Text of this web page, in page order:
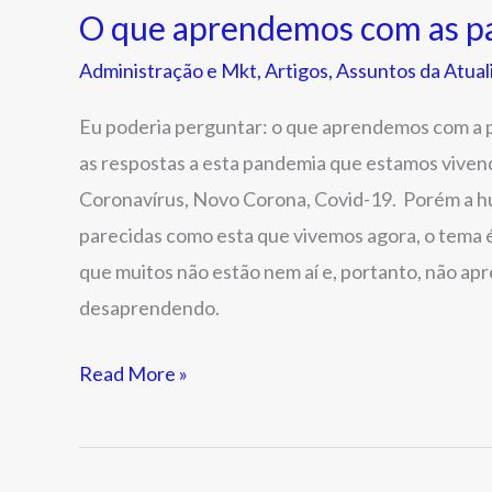
O que aprendemos com as
Administração e Mkt,Artigos,Assuntos da
Eu poderia perguntar: o que aprendemos com
as respostas a esta pandemia que estamos
Coronavírus, Novo Corona, Covid-19. Porém a
parecidas como esta que vivemos agora, o
que muitos não estão nem aí e, portanto, não
desaprendendo.
Read More »